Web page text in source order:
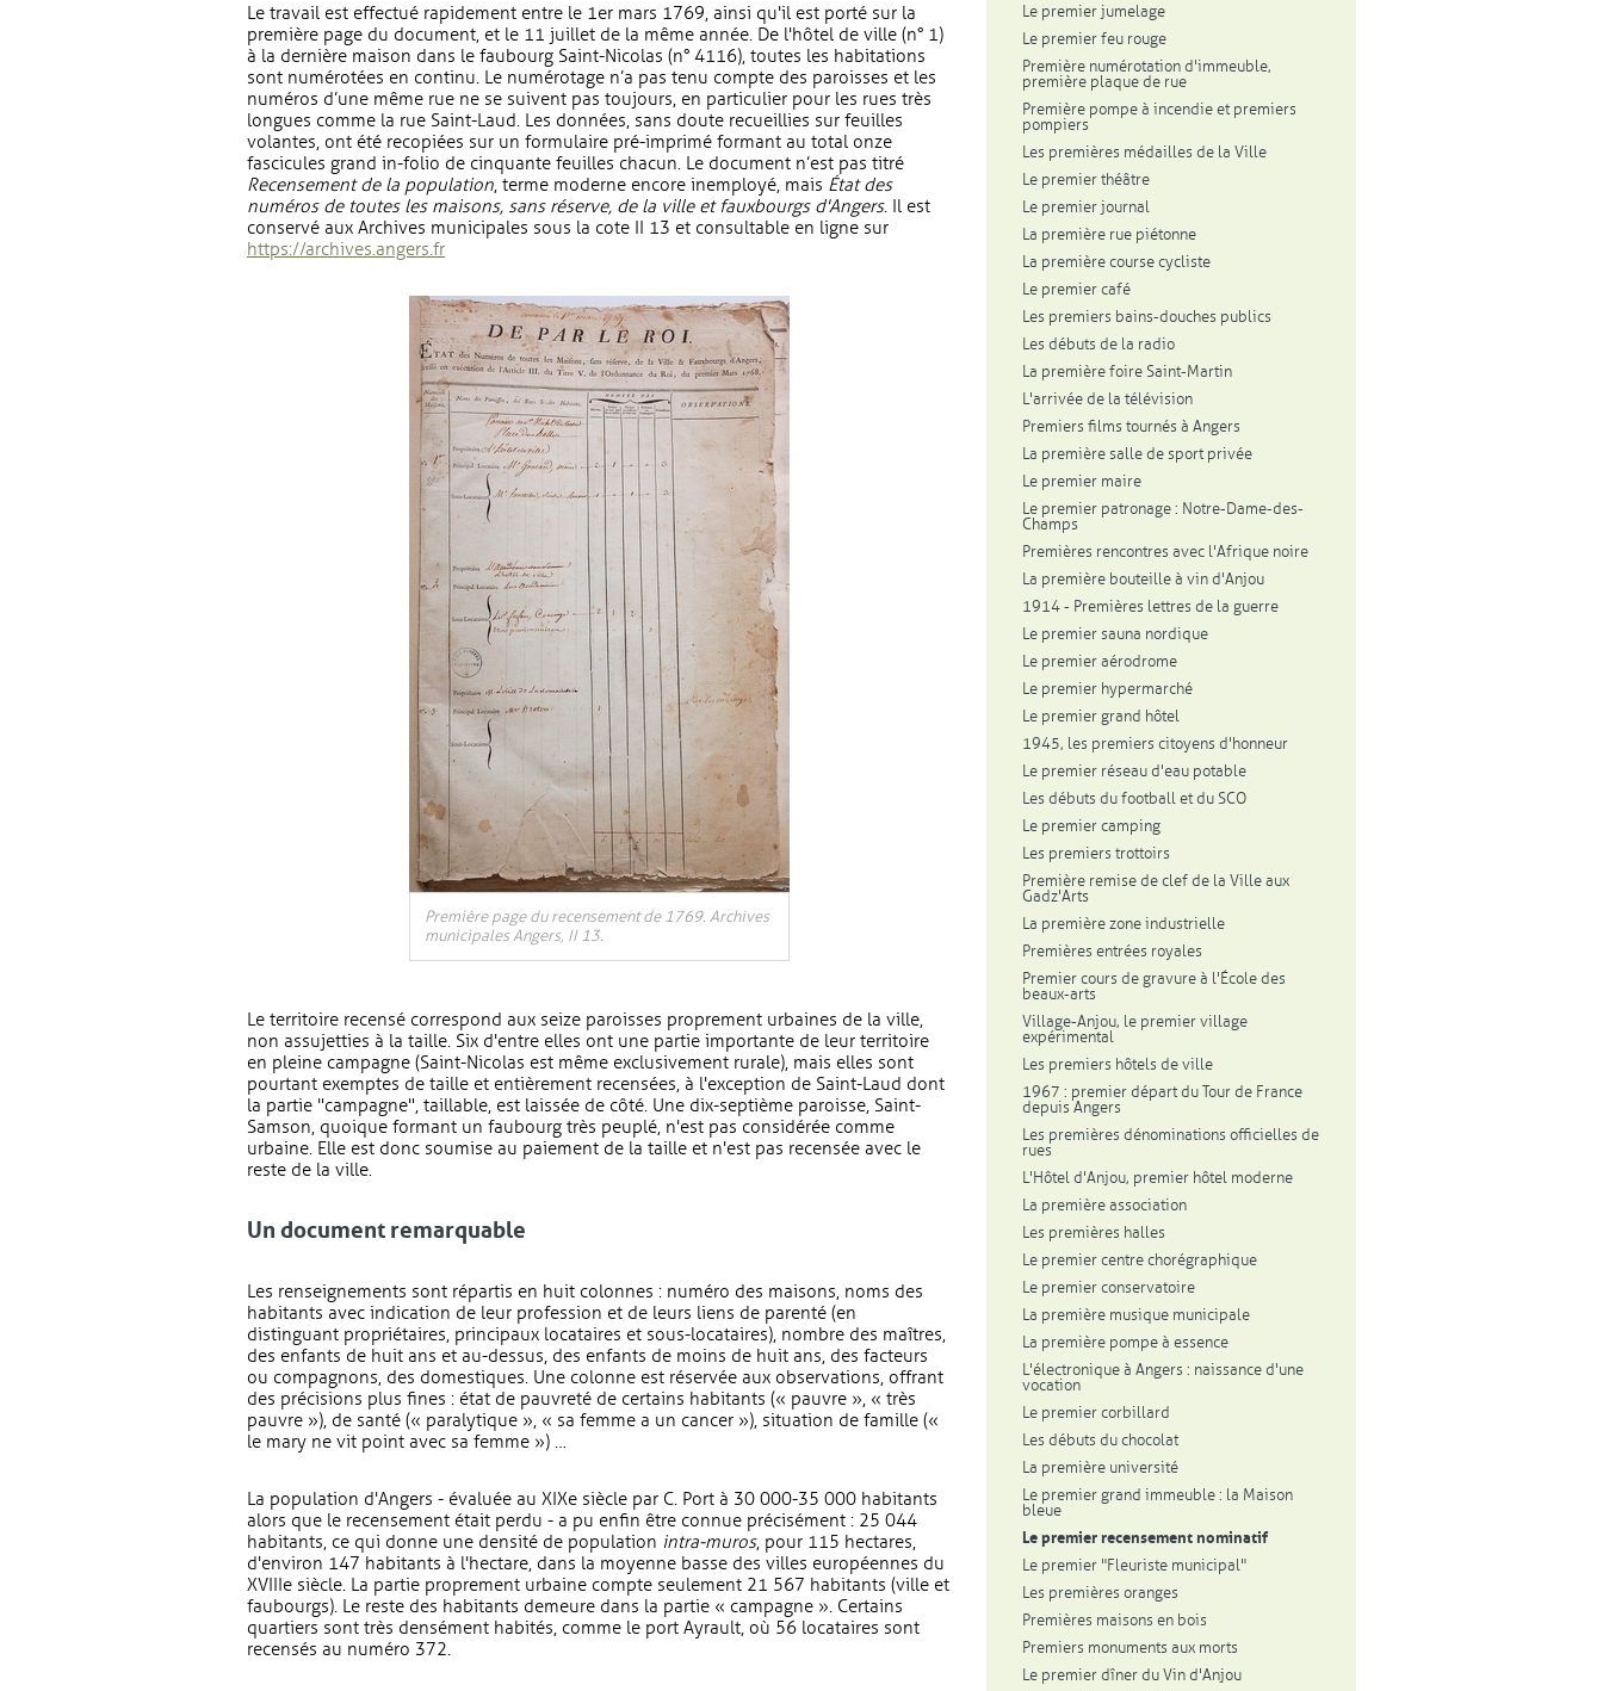
Le travail est effectué rapidement entre le 1er mars 1769, ainsi qu'il est porté sur la
première page du document, et le 11 juillet de la même année. De l'hôtel de ville (n° 1)
à la dernière maison dans le faubourg Saint-Nicolas (n° 4116), toutes les habitations
sont numérotées en continu. Le numérotage n’a pas tenu compte des paroisses et les
numéros d’une même rue ne se suivent pas toujours, en particulier pour les rues très
longues comme la rue Saint-Laud. Les données, sans doute recueillies sur feuilles
volantes, ont été recopiées sur un formulaire pré-imprimé formant au total onze
fascicules grand in-folio de cinquante feuilles chacun. Le document n’est pas titré
Recensement de la population, terme moderne encore inemployé, mais État des
numéros de toutes les maisons, sans réserve, de la ville et fauxbourgs d'Angers. Il est
conservé aux Archives municipales sous la cote II 13 et consultable en ligne sur
https://archives.angers.fr, Ouvre une nouvelle fenêtre
Première page du recensement de 1769. Archives
municipales Angers, II 13.
Le territoire recensé correspond aux seize paroisses proprement urbaines de la ville,
non assujetties à la taille. Six d'entre elles ont une partie importante de leur territoire
en pleine campagne (Saint-Nicolas est même exclusivement rurale), mais elles sont
pourtant exemptes de taille et entièrement recensées, à l'exception de Saint-Laud dont
la partie "campagne", taillable, est laissée de côté. Une dix-septième paroisse, Saint-
Samson, quoique formant un faubourg très peuplé, n'est pas considérée comme
urbaine. Elle est donc soumise au paiement de la taille et n'est pas recensée avec le
reste de la ville.
Un document remarquable
Les renseignements sont répartis en huit colonnes : numéro des maisons, noms des
habitants avec indication de leur profession et de leurs liens de parenté (en
distinguant propriétaires, principaux locataires et sous-locataires), nombre des maîtres,
des enfants de huit ans et au-dessus, des enfants de moins de huit ans, des facteurs
ou compagnons, des domestiques. Une colonne est réservée aux observations, offrant
des précisions plus fines : état de pauvreté de certains habitants (« pauvre », « très
pauvre »), de santé (« paralytique », « sa femme a un cancer »), situation de famille («
le mary ne vit point avec sa femme ») …
La population d'Angers - évaluée au XIXe siècle par C. Port à 30 000-35 000 habitants
alors que le recensement était perdu - a pu enfin être connue précisément : 25 044
habitants, ce qui donne une densité de population intra-muros, pour 115 hectares,
d'environ 147 habitants à l'hectare, dans la moyenne basse des villes européennes du
XVIIIe siècle. La partie proprement urbaine compte seulement 21 567 habitants (ville et
faubourgs). Le reste des habitants demeure dans la partie « campagne ». Certains
quartiers sont très densément habités, comme le port Ayrault, où 56 locataires sont
recensés au numéro 372.
Le premier jumelage
Le premier feu rouge
Première numérotation d'immeuble,
première plaque de rue
Première pompe à incendie et premiers
pompiers
Les premières médailles de la Ville
Le premier théâtre
Le premier journal
La première rue piétonne
La première course cycliste
Le premier café
Les premiers bains-douches publics
Les débuts de la radio
La première foire Saint-Martin
L'arrivée de la télévision
Premiers films tournés à Angers
La première salle de sport privée
Le premier maire
Le premier patronage : Notre-Dame-des-
Champs
Premières rencontres avec l'Afrique noire
La première bouteille à vin d'Anjou
1914 - Premières lettres de la guerre
Le premier sauna nordique
Le premier aérodrome
Le premier hypermarché
Le premier grand hôtel
1945, les premiers citoyens d'honneur
Le premier réseau d'eau potable
Les débuts du football et du SCO
Le premier camping
Les premiers trottoirs
Première remise de clef de la Ville aux
Gadz'Arts
La première zone industrielle
Premières entrées royales
Premier cours de gravure à l'École des
beaux-arts
Village-Anjou, le premier village
expérimental
Les premiers hôtels de ville
1967 : premier départ du Tour de France
depuis Angers
Les premières dénominations officielles de
rues
L'Hôtel d'Anjou, premier hôtel moderne
La première association
Les premières halles
Le premier centre chorégraphique
Le premier conservatoire
La première musique municipale
La première pompe à essence
L'électronique à Angers : naissance d'une
vocation
Le premier corbillard
Les débuts du chocolat
La première université
Le premier grand immeuble : la Maison
bleue
Le premier recensement nominatif
Le premier "Fleuriste municipal"
Les premières oranges
Premières maisons en bois
Premiers monuments aux morts
Le premier dîner du Vin d'Anjou